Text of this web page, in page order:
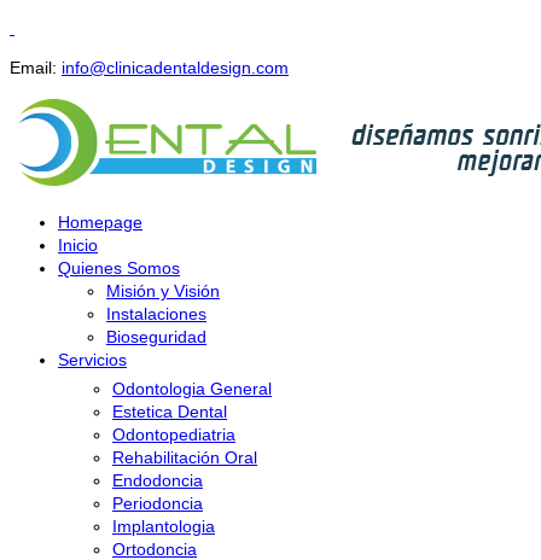
Email: info@clinicadentaldesign.com
Homepage
Inicio
Quienes Somos
Misión y Visión
Instalaciones
Bioseguridad
Servicios
Odontologia General
Estetica Dental
Odontopediatria
Rehabilitación Oral
Endodoncia
Periodoncia
Implantologia
Ortodoncia